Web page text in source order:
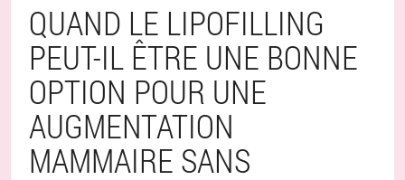
QUAND LE LIPOFILLING
PEUT-IL ÊTRE UNE BONNE
OPTION POUR UNE
AUGMENTATION
MAMMAIRE SANS